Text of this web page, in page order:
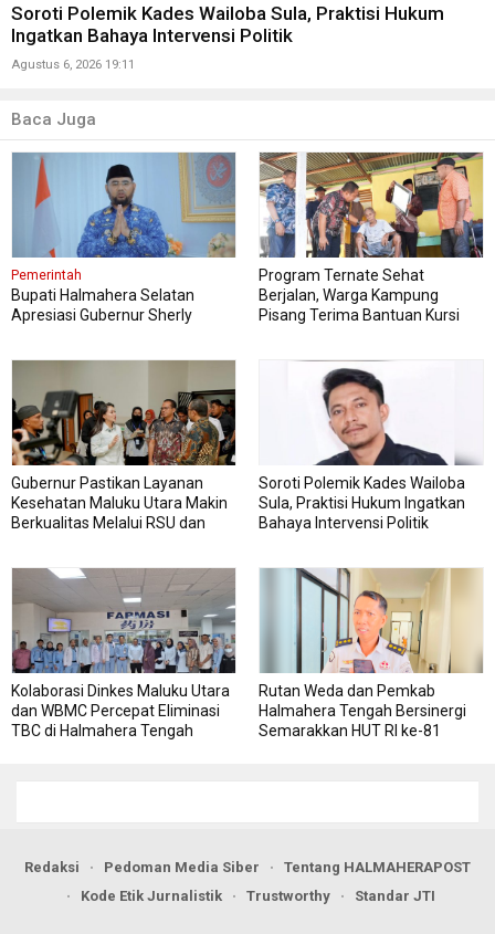
Soroti Polemik Kades Wailoba Sula, Praktisi Hukum
Ingatkan Bahaya Intervensi Politik
Agustus 6, 2026 19:11
Baca Juga
Pemerintah
Bupati Halmahera Selatan
Apresiasi Gubernur Sherly
Program Ternate Sehat
Berjalan, Warga Kampung
Pisang Terima Bantuan Kursi
Gubernur Pastikan Layanan
Kesehatan Maluku Utara Makin
Berkualitas Melalui RSU dan
Soroti Polemik Kades Wailoba
Sula, Praktisi Hukum Ingatkan
Bahaya Intervensi Politik
Kolaborasi Dinkes Maluku Utara
dan WBMC Percepat Eliminasi
TBC di Halmahera Tengah
Rutan Weda dan Pemkab
Halmahera Tengah Bersinergi
Semarakkan HUT RI ke-81
Redaksi Pedoman Media Siber
Tentang HALMAHERAPOST
Kode Etik Jurnalistik
Trustworthy Standar JTI